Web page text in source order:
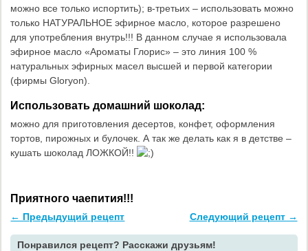
можно все только испортить); в-третьих – использовать можно
только НАТУРАЛЬНОЕ эфирное масло, которое разрешено
для употребления внутрь!!! В данном случае я использовала
эфирное масло «Ароматы Глорис» – это линия 100 %
натуральных эфирных масел высшей и первой категории
(фирмы Gloryon).
Использовать домашний шоколад:
можно для приготовления десертов, конфет, оформления
тортов, пирожных и булочек. А так же делать как я в детстве –
кушать шоколад ЛОЖКОЙ!!
Приятного чаепития!!!
← Предыдущий рецепт Следующий рецепт →
Понравился рецепт? Расскажи друзьям!